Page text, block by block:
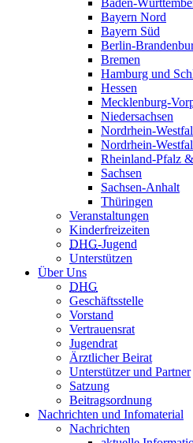
Bayern Nord
Bayern Süd
Berlin-
Bremen
Hamburg und
Hessen
Mecklenburg-
Niedersachsen
Nordrhein-
Nordrhein-
Rheinland-Pfalz
Sachsen
Sachsen-Anhalt
Thüringen
Veranstaltungen
Kinderfreizeiten
DHG-Jugend
Unterstützen
Über Uns
DHG
Geschäftsstelle
Vorstand
Vertrauensrat
Jugendrat
Ärztlicher Beirat
Unterstützer und Partner
Satzung
Beitragsordnung
Nachrichten und Infomaterial
Nachrichten